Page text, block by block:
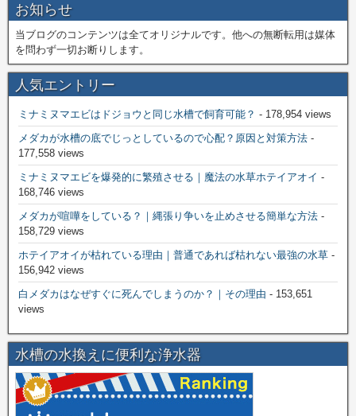
お知らせ
当ブログのコンテンツは全てオリジナルです。他への無断転用は媒体
を問わず一切お断りします。
人気エントリー
ミナミヌマエビはドジョウと同じ水槽で飼育可能？ - 178,954 views
メダカが水槽の底でじっとしているので心配？原因と対策方法 -
177,558 views
ミナミヌマエビを爆発的に繁殖させる｜魔法の水草ホテイアオイ -
168,746 views
メダカが喧嘩をしている？｜縄張り争いを止めさせる簡単な方法 -
158,729 views
ホテイアオイが枯れている理由｜普通であれば枯れない最強の水草 -
156,942 views
白メダカはなぜすぐに死んでしまうのか？｜その理由 - 153,651
views
水槽の水換えに便利な浄水器